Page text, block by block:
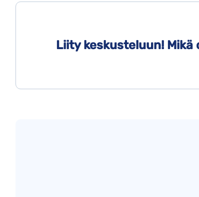
Liity keskusteluun!